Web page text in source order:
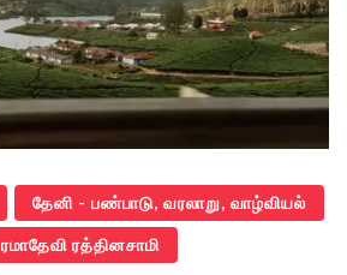
தேனி - பண்பாடு, வரலாறு, வாழ்வியல்
ரமாதேவி ரத்தினசாமி